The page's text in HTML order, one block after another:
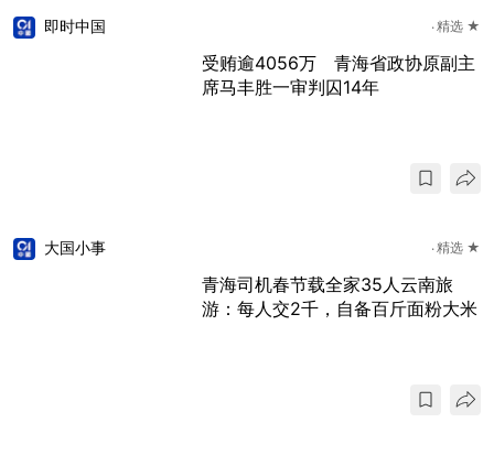
即时中国 精选 ★
受贿逾4056万 青海省政协原副主
席马丰胜一审判囚14年
大国小事 精选 ★
青海司机春节载全家35人云南旅
游：每人交2千，自备百斤面粉大米